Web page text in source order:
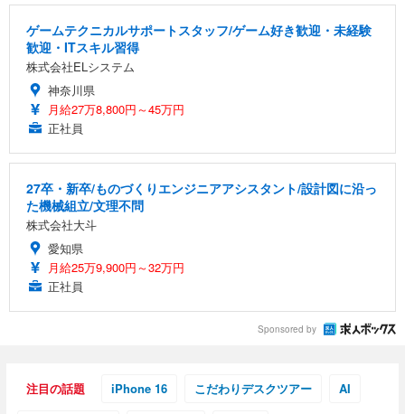
ゲームテクニカルサポートスタッフ/ゲーム好き歓迎・未経験
歓迎・ITスキル習得
株式会社ELシステム
神奈川県
月給27万8,800円～45万円
正社員
27卒・新卒/ものづくりエンジニアアシスタント/設計図に沿っ
た機械組立/文理不問
株式会社大斗
愛知県
月給25万9,900円～32万円
正社員
Sponsored by
注目の話題 iPhone 16 こだわりデスクツアー AI